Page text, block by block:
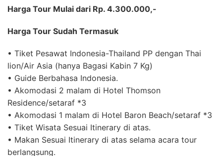
Harga Tour Mulai dari Rp. 4.300.000,-
Harga Tour Sudah Termasuk
• Tiket Pesawat Indonesia-Thailand PP dengan Thai
lion/Air Asia (hanya Bagasi Kabin 7 Kg)
• Guide Berbahasa Indonesia.
• Akomodasi 2 malam di Hotel Thomson
Residence/setaraf *3
• Akomodasi 1 malam di Hotel Baron Beach/setaraf *3
• Tiket Wisata Sesuai Itinerary di atas.
• Makan Sesuai Itinerary di atas selama acara tour
berlangsung.